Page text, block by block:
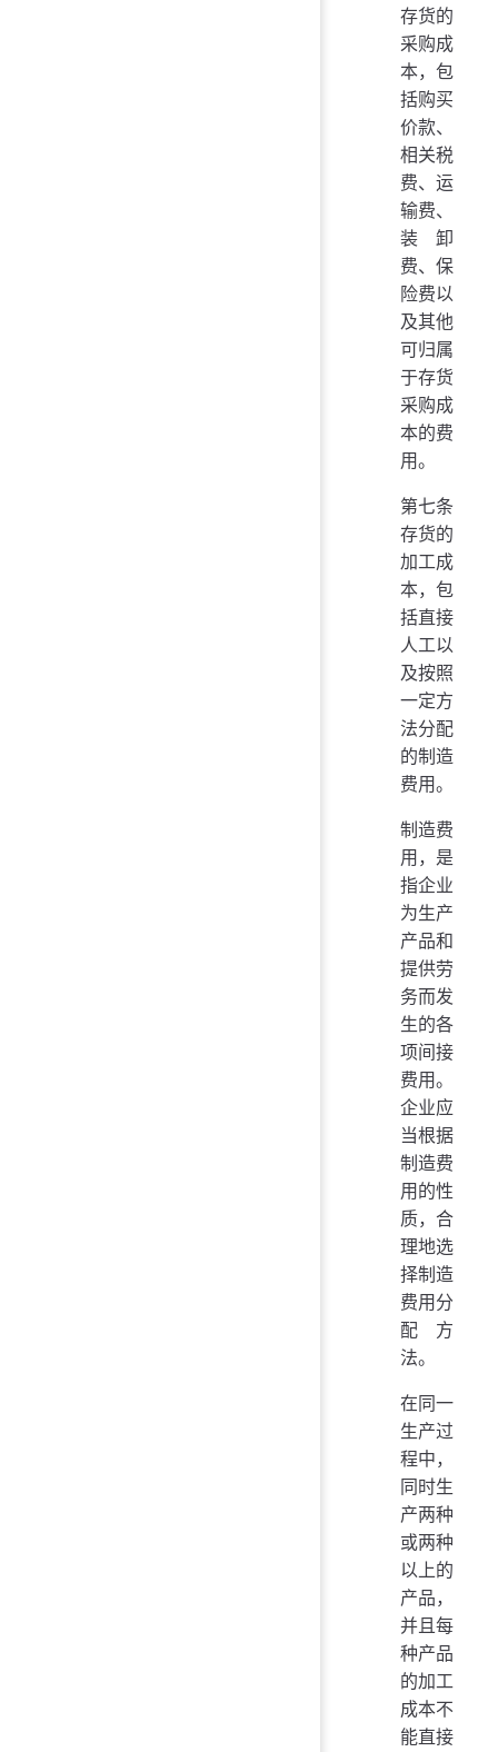
存货的
采购成
本，包
括购买
价款、
相关税
费、运
输费、
装卸
费、保
险费以
及其他
可归属
于存货
采购成
本的费
用。
第七条
存货的
加工成
本，包
括直接
人工以
及按照
一定方
法分配
的制造
费用。
制造费
用，是
指企业
为生产
产品和
提供劳
务而发
生的各
项间接
费用。
企业应
当根据
制造费
用的性
质，合
理地选
择制造
费用分
配方
法。
在同一
生产过
程中，
同时生
产两种
或两种
以上的
产品，
并且每
种产品
的加工
成本不
能直接